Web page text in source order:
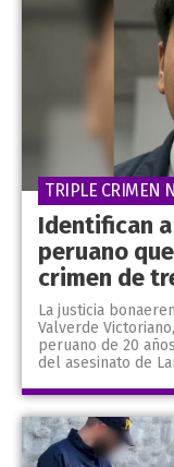
Identifican a
peruano
crimen de
La justicia
Valverde
peruano de 20
del asesinato de
TRIPLE CRIMEN